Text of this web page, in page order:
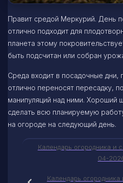
Правит средой Меркурий. День
отлично подходит для
планета этому
быть подсчитан или собран
Среда входит в посадочные дни,
отлично переносят пересадку,
манипуляций над ними. Хороший
сделать всю планируемую
на огороде на следующий день.
Календарь огородника и
04-
Календарь